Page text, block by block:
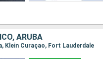
ARUBA
Klein Curaçao, Fort Lauderdale